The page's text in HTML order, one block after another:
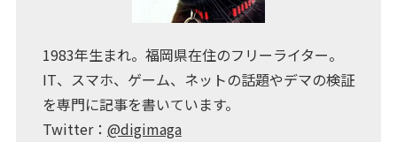
1983年生まれ。福岡県在住のフリーライター。
IT、スマホ、ゲーム、ネットの話題やデマの検証
を専門に記事を書いています。
Twitter： @digimaga